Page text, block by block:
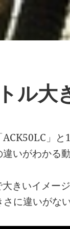
ル大
」
いがわかる動
きいイメー
に違いがな